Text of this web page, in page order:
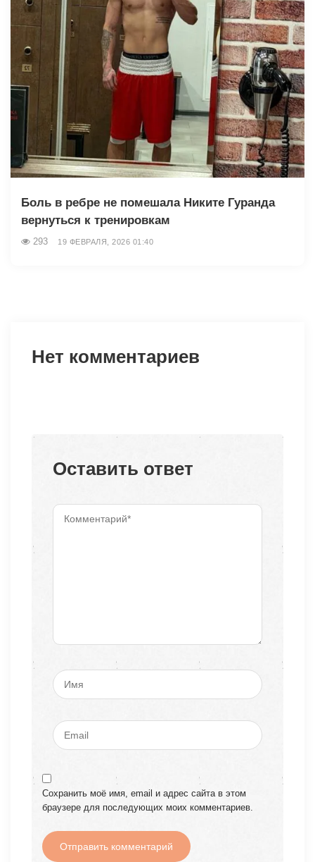
Боль в ребре не помешала Никите Гуранда
вернуться к тренировкам
293 19 ФЕВРАЛЯ, 2026 01:40
Нет комментариев
Оставить ответ
Сохранить моё имя, email и адрес сайта в этом
браузере для последующих моих комментариев.